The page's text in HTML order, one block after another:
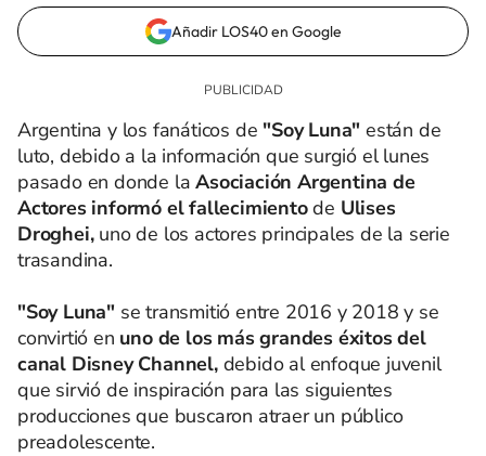
Añadir LOS40 en Google
Argentina y los fanáticos de "Soy Luna"están de
luto, debido a la información que surgió el lunes
pasado en donde laAsociación Argentina de
Actores informó el fallecimientode Ulises
Droghei,uno de los actores principales de la serie
trasandina.
"Soy Luna" se transmitió entre 2016 y 2018 y se
convirtió en uno de los más grandes éxitos del
canal Disney Channel, debido al enfoque juvenil
que sirvió de inspiración para las siguientes
producciones que buscaron atraer un público
preadolescente.